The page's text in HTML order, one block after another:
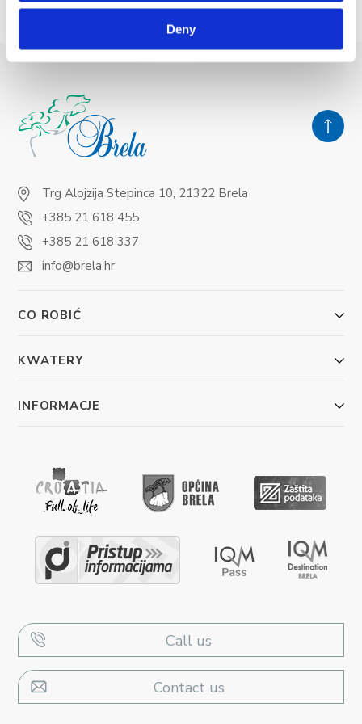
Deny
Trg Alojzija Stepinca 10, 21322 Brela
+385 21 618 455
+385 21 618 337
info@brela.hr
CO ROBIĆ
KWATERY
INFORMACJE
Call us
Contact us